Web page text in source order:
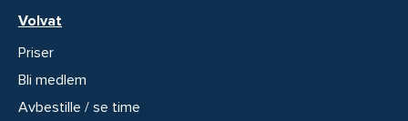
Volvat
Priser
Bli medlem
Avbestille / se time